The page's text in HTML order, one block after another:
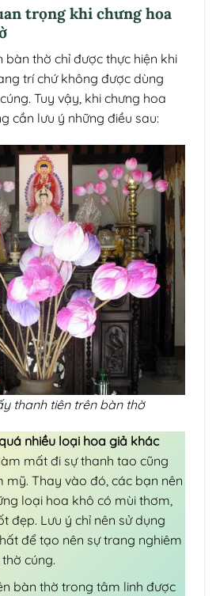
trọng khi chưng hoa
bàn thờ chỉ được thực hiện khi
trí chứ không được dùng
Tuy vậy, khi chưng hoa
cần lưu ý những điều sau:
thanh tiên trên bàn thờ
nhiều loại hoa giả khác
mất đi sự thanh tao cũng
mỹ. Thay vào đó, các bạn nên
loại hoa khô có mùi thơm,
đẹp. Lưu ý chỉ nên sử dụng
để tạo nên sự trang nghiêm
cúng.
bàn thờ trong tâm linh được